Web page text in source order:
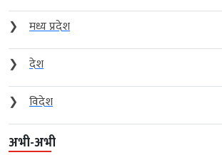
❯
मध्य प्रदेश
❯
देश
❯
विदेश
अभी-अभी